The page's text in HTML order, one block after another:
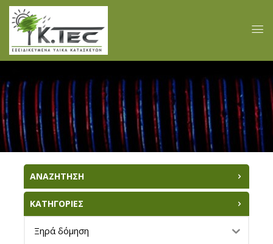
ΑΝΑΖΗΤΗΣΗ
ΚΑΤΗΓΟΡΙΕΣ
Ξηρά δόμηση